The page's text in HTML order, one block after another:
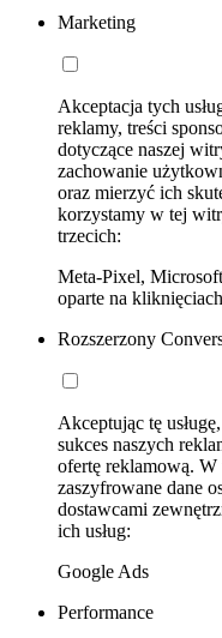
Marketing
Akceptacja tych
reklamy, treści
dotyczące naszej
zachowanie
oraz mierzyć ich
korzystamy w tej
trzecich:
Meta-Pixel,
oparte na
Rozszerzony
Akceptując tę
sukces naszych
ofertę reklamową.
zaszyfrowane dane
dostawcami
ich usług:
Google Ads
Performance